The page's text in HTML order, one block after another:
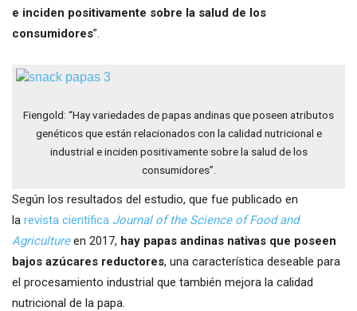
e inciden positivamente sobre la salud de los
consumidores”.
Fiengold: “Hay variedades de papas andinas que poseen atributos
genéticos que están relacionados con la calidad nutricional e
industrial e inciden positivamente sobre la salud de los
consumidores”.
Según los resultados del estudio, que fue publicado en
la revista científica Journal of the Science of Food and
Agricultureen 2017, hay papas andinas nativas que poseen
bajos azúcares reductores, una característica deseable para
el procesamiento industrial que también mejora la calidad
nutricional de la papa.